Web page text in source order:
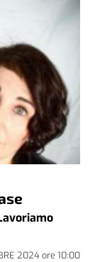
2024ore 10:00